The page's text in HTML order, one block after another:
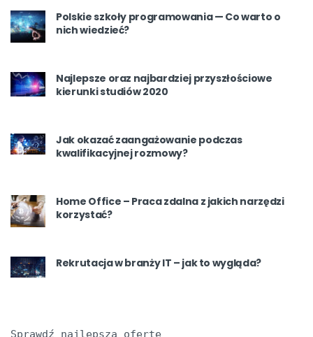
Polskie szkoły programowania — Co warto o
nich wiedzieć?
Najlepsze oraz najbardziej przyszłościowe
kierunki studiów 2020
Jak okazać zaangażowanie podczas
kwalifikacyjnej rozmowy?
Home Office – Praca zdalna z jakich narzędzi
korzystać?
Rekrutacja w branży IT – jak to wygląda?